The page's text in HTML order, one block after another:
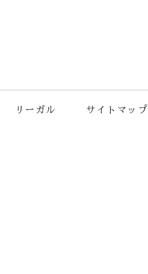
リーガル サイトマップ